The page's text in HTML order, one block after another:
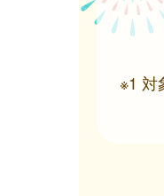
※1 対